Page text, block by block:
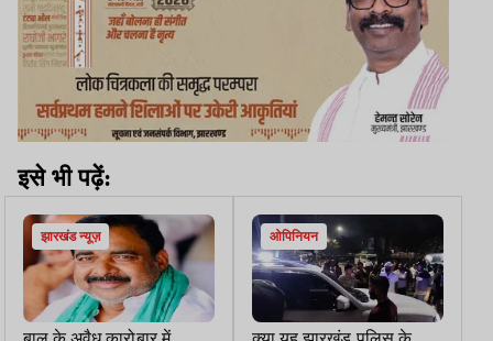
इसे भी पढ़ें:
झारखंड न्यूज़ ओपिनियन